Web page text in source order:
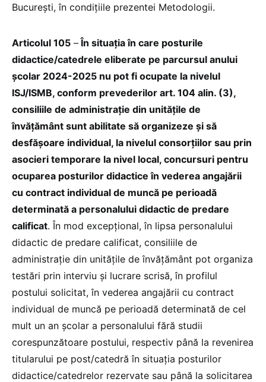
București, în condițiile prezentei Metodologii.
Articolul 105 –În situația în care posturile
didactice/catedrele eliberate pe parcursul anului
școlar 2024-2025 nu pot fi ocupate la nivelul
ISJ/ISMB, conform prevederilor art. 104 alin. (3),
consiliile de administrație din unitățile de
învățământ sunt abilitate să organizeze și să
desfășoare individual, la nivelul consorțiilor sau prin
asocieri temporare la nivel local, concursuri pentru
ocuparea posturilor didactice în vederea angajării
cu contract individual de muncă pe perioadă
determinată a personalului didactic de predare
calificat. În mod excepțional, în lipsa personalului
didactic de predare calificat, consiliile de
administrație din unitățile de învățământ pot organiza
testări prin interviu și lucrare scrisă, în profilul
postului solicitat, în vederea angajării cu contract
individual de muncă pe perioadă determinată de cel
mult un an școlar a personalului fără studii
corespunzătoare postului, respectiv până la revenirea
titularului pe post/catedră în situația posturilor
didactice/catedrelor rezervate sau până la solicitarea